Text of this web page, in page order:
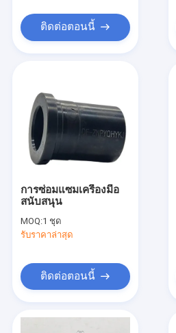
ติดต่อตอนนี้
การซ่อมแซมเครื่องมือ
สนับสนุน
MOQ:1 ชุด
รับราคาล่าสุด
ติดต่อตอนนี้